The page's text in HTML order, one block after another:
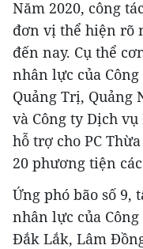
Năm 2020, công
đơn vị thể hiện rõ
đến nay. Cụ thể
nhân lực của
Quảng Trị, Quảng
và Công ty Dịch
hỗ trợ cho PC
20 phương tiện
Ứng phó bão số 9,
nhân lực của
Đắk Lắk, Lâm